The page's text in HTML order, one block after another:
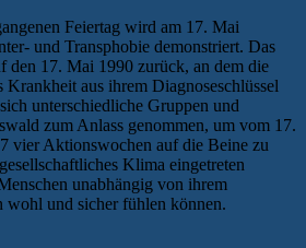
Feiertag wird am 17. Mai
und Transphobie demonstriert. Das
den 17. Mai 1990 zurück, an dem die
aus ihrem Diagnoseschlüssel
unterschiedliche Gruppen und
zum Anlass genommen, um vom 17.
vier Aktionswochen auf die Beine zu
Klima eingetreten
unabhängig von ihrem
wohl und sicher fühlen können.